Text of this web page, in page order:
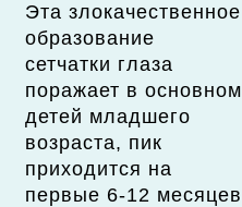
Эта злокачественное
образование
сетчатки глаза
поражает в основном
детей младшего
возраста, пик
приходится на
первые 6-12 месяцев